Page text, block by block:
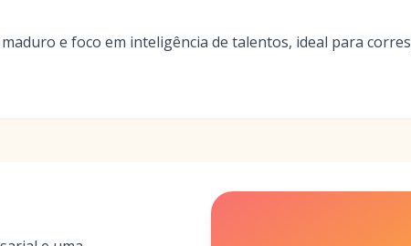
e foco em inteligência de talentos, ideal para